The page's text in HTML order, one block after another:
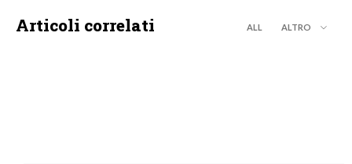
Articoli correlati ALL ALTRO